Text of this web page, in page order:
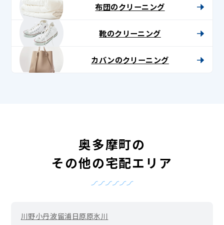
布団のクリーニング
靴のクリーニング
カバンのクリーニング
奥多摩町の
その他の宅配エリア
川野小丹波留浦 日原原氷川